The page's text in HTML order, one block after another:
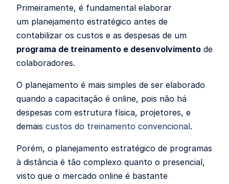
Primeiramente, é fundamental elaborar
um planejamento estratégico antes de
contabilizar os custos e as despesas de um
programa de treinamento e desenvolvimento de
colaboradores.
O planejamento é mais simples de ser elaborado
quando a capacitação é online, pois não há
despesas com estrutura física, projetores, e
demais custos do treinamento convencional.
Porém, o planejamento estratégico de programas
à distância é tão complexo quanto o presencial,
visto que o mercado online é bastante